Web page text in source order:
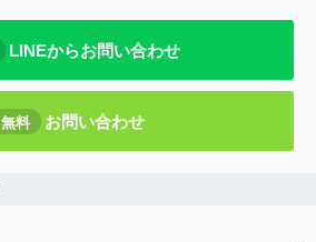
LINEからお問い合わせ
無料 お問い合わせ